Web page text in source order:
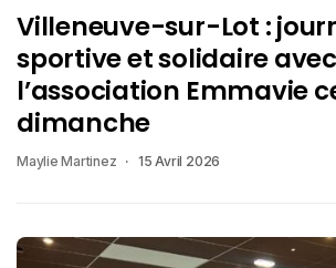
Villeneuve-sur-Lot :
sportive et solidaire avec
l’association Emmavie
dimanche
Maylie Martinez 15 Avril 2026